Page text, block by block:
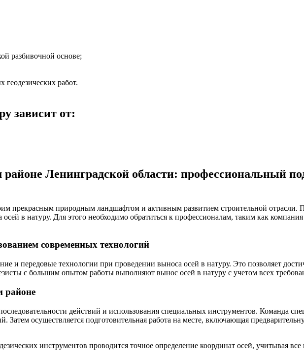
разбивочной основе;
геодезических работ.
зависит от:
Ленинградской области: профессиональный
прекрасным природным ландшафтом и активным развитием строительной отрасли.
в натуру. Для этого необходимо обратиться к профессионалам, таким как
современных технологий
и передовые технологии при проведении выноса осей в натуру. Это позволяет
с большим опытом работы выполняют вынос осей в натуру с учетом всех
районе
действий и использования специальных инструментов. Команда
Затем осуществляется подготовительная работа на месте, включающая
инструментов проводится точное определение координат осей, учитывая